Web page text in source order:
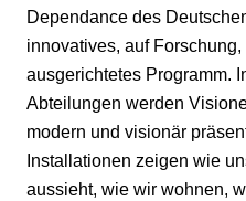
Dependance des
innovatives, auf
ausgerichtetes Programm.
Abteilungen werden
modern und visionär
Installationen zeigen wie
aussieht, wie wir wohnen,